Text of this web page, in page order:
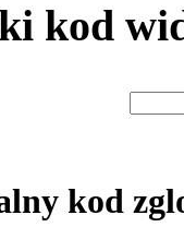
kod
kod